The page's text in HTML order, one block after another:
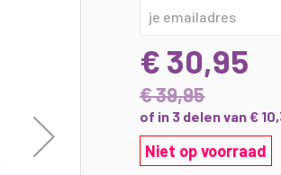
€ 30,95
€ 39,95
of in 3 delen van €
Niet op voorraad